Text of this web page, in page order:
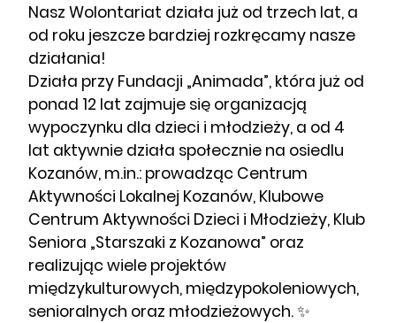
Nasz Wolontariat działa już od trzech lat, a
od roku jeszcze bardziej rozkręcamy nasze
działania!
Działa przy Fundacji „Animada”, która już od
ponad 12 lat zajmuje się organizacją
wypoczynku dla dzieci i młodzieży, a od 4
lat aktywnie działa społecznie na osiedlu
Kozanów, m.in.: prowadząc Centrum
Aktywności Lokalnej Kozanów, Klubowe
Centrum Aktywności Dzieci i Młodzieży, Klub
Seniora „Starszaki z Kozanowa” oraz
realizując wiele projektów
międzykulturowych, międzypokoleniowych,
senioralnych oraz młodzieżowych. ✨